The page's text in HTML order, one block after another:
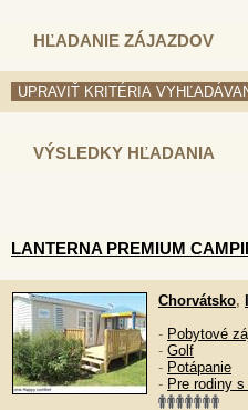
HĽADANIE ZÁJAZDOV
VÝSLEDKY HĽADANIA
LANTERNA PREMIUM
Chorvátsko,
- Pobytové
- Golf
- Potápanie
- Pre rodiny